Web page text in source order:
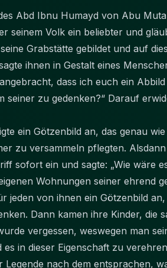
Abd Ibnu Humayd von Abu
seinem Volk ein beliebter und
Grabstätte gebildet und auf
ihnen in Gestalt eines
dass ich euch ein
seiner zu gedenken?“ Darauf
ein Götzenbild an, das genau
zu versammeln pflegten.
sofort ein und sagte: „Wie wäre
Wohnungen seiner ehrend
jeden von ihnen ein Götzenbild
Dann kamen ihre Kinder, die
vergessen, weswegen man
in dieser Eigenschaft zu
Legende nach dem entsprachen,